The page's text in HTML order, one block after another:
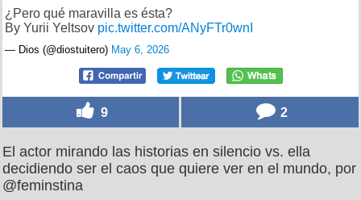
¿Pero qué maravilla es ésta?
By Yurii Yeltsov pic.twitter.com/ANyFTr0wnI
— Dios (@diostuitero) May 6, 2026
9 2
El actor mirando las historias en silencio vs. ella
decidiendo ser el caos que quiere ver en el mundo, por
@feminstina